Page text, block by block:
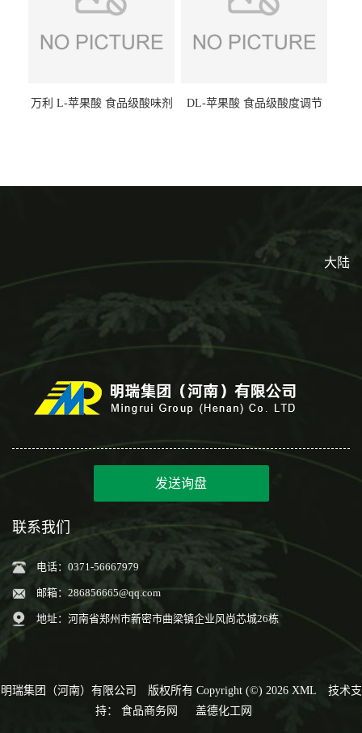
万利 L-苹果酸 食品级酸味剂
DL-苹果酸 食品级酸度调节
大陆
发送询盘
联系我们
电话：0371-56667979
邮箱： 286856665@qq.com
地址：河南省郑州市新密市曲梁镇企业风尚芯城26栋
明瑞集团（河南）有限公司 版权所有 Copyright (©) 2026 XML
技术支
持： 食品商务网 盖德化工网